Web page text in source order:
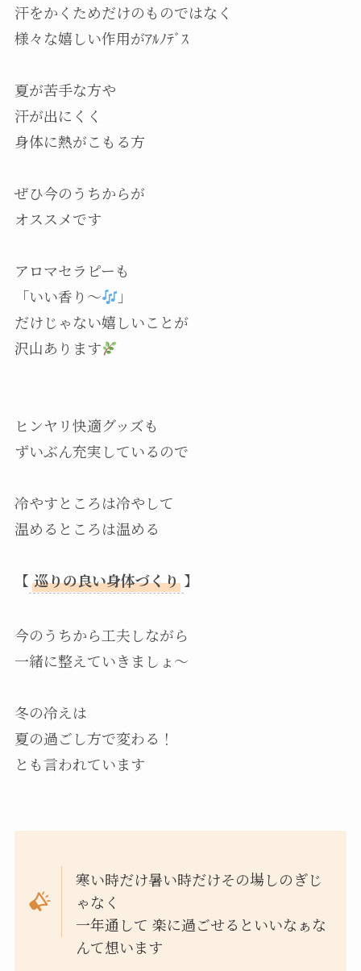
汗をかくためだけのものではなく
様々な嬉しい作用がｱﾙﾉﾃﾞｽ
夏が苦手な方や
汗が出にくく
身体に熱がこもる方
ぜひ今のうちからが
オススメです
アロマセラピーも
「いい香り～
」
だけじゃない嬉しいことが
沢山あります
ヒンヤリ快適グッズも
ずいぶん充実しているので
冷やすところは冷やして
温めるところは温める
【 巡りの良い身体づくり 】
今のうちから工夫しながら
一緒に整えていきましょ～
冬の冷えは
夏の過ごし方で変わる！
とも言われています
寒い時だけ暑い時だけその場しのぎじ
ゃなく
一年通して 楽に過ごせるといいなぁな
んて想います